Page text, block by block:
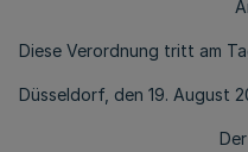
Diese Verordnung tritt am
Düsseldorf, den 19. August